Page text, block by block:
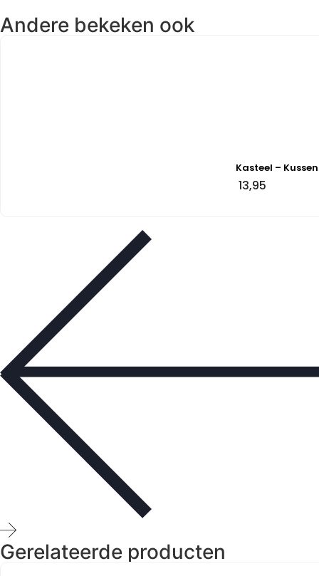
Andere bekeken ook
Kasteel –
13,95
Gerelateerde producten